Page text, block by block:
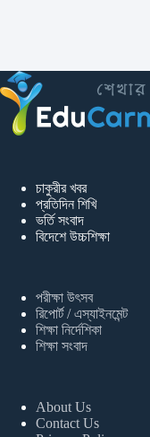
চাকুরীর খবর
প্রতিদিন শিখি
ভর্তি সংবাদ
বিদেশে উচ্চশিক্ষা
পরীক্ষা উৎসব
রিপোর্ট / এস্যাইনমেন্ট
শিক্ষা নির্দেশিকা
শিক্ষা সংবাদ
About Us
Contact Us